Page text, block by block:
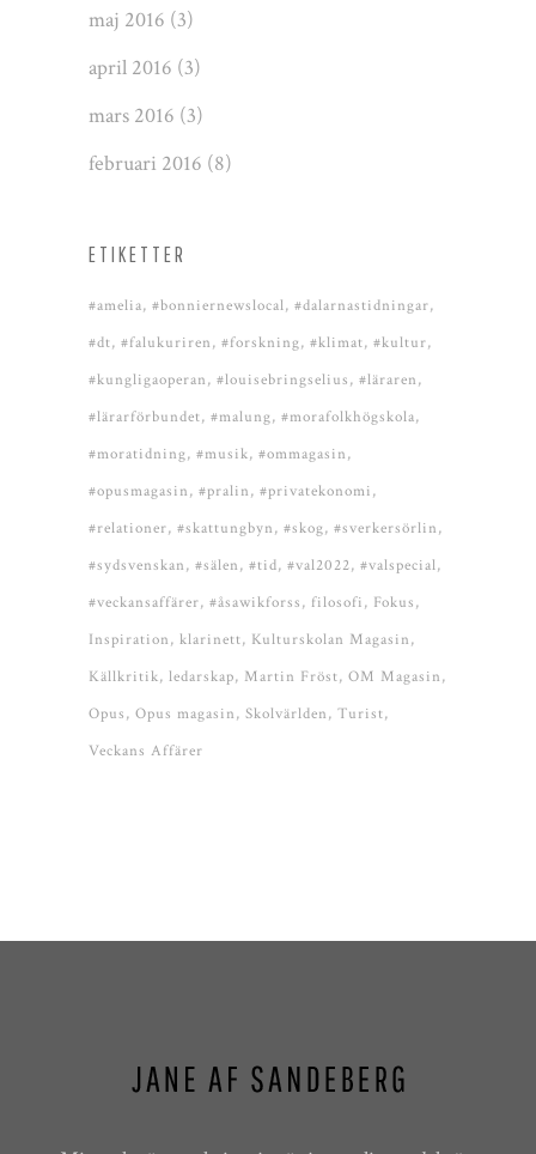
maj 2016 (3)
april 2016 (3)
mars 2016 (3)
februari 2016 (8)
ETIKETTER
#amelia #bonniernewslocal #dalarnastidningar
#dt #falukuriren #forskning #klimat #kultur
#kungligaoperan #louisebringselius #läraren
#lärarförbundet #malung #morafolkhögskola
#moratidning #musik #ommagasin
#opusmagasin #pralin #privatekonomi
#relationer #skattungbyn #skog #sverkersörlin
#sydsvenskan #sälen #tid #val2022 #valspecial
#veckansaffärer #åsawikforss filosofi
Fokus
Inspiration klarinett Kulturskolan Magasin
Källkritik ledarskap Martin Fröst OM Magasin
Opus Opus magasin Skolvärlden Turist
Veckans Affärer